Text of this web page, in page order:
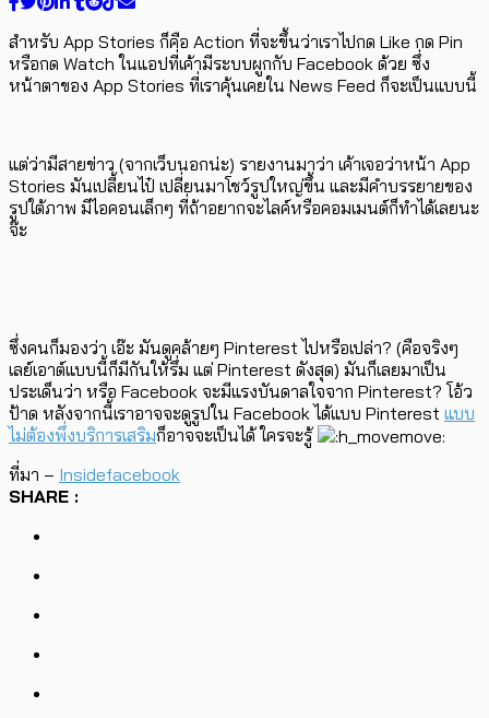
สำหรับ App Stories ก็คือ Action ที่จะขึ้นว่าเราไปกด Like กด Pin
หรือกด Watch ในแอปที่เค้ามีระบบผูกกับ Facebook ด้วย ซึ่ง
หน้าตาของ App Stories ที่เราคุ้นเคยใน News Feed ก็จะเป็นแบบนี้
แต่ว่ามีสายข่าว (จากเว็บนอกน่ะ) รายงานมาว่า เค้าเจอว่าหน้า App
Stories มันเปลี้ยนไป๋ เปลี่ยนมาโชว์รูปใหญ่ขึ้น และมีคำบรรยายของ
รูปใต้ภาพ มีไอคอนเล็กๆ ที่ถ้าอยากจะไลค์หรือคอมเมนต์ก็ทำได้เลยนะ
จ๊ะ
ซึ่งคนก็มองว่า เอ๊ะ มันดูคล้ายๆ Pinterest ไปหรือเปล่า? (คือจริงๆ
เลย์เอาต์แบบนี้ก็มีกันให้รึ่ม แต่ Pinterest ดังสุด) มันก็เลยมาเป็น
ประเด็นว่า หรือ Facebook จะมีแรงบันดาลใจจาก Pinterest? โอ้ว
ป้าด หลังจากนี้เราอาจจะดูรูปใน Facebook ได้แบบ Pinterest แบบ
ไม่ต้องพึ่งบริการเสริมก็อาจจะเป็นได้ ใครจะรู้
ที่มา – Insidefacebook
SHARE :